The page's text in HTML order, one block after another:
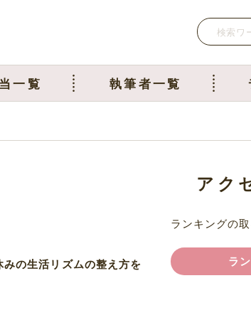
一覧 執筆者一覧
の生活リズムの整え方を
アク
ランキングの
ラ